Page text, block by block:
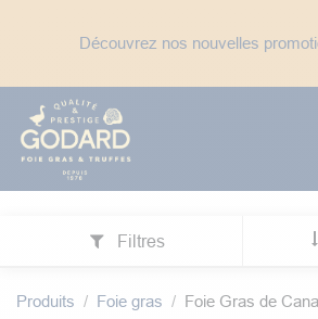
Découvrez nos nouvelles
☀️ En période de fortes chaleurs :
uniquement
,
transport trop long avec le
Filtres
Produits Foie gras Foie Gras de